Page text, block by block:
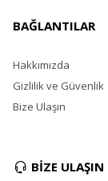
BAĞLANTILAR
Hakkımızda
Gizlilik ve Güvenlik
Bize Ulaşın
BİZE ULAŞIN